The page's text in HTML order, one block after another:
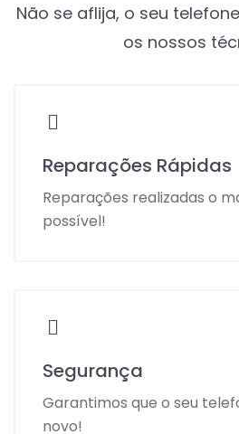
Não se aflija, o seu
os nossos
Reparações Rápidas
Reparações realizadas o
possível!
Segurança
Garantimos que o seu
novo!